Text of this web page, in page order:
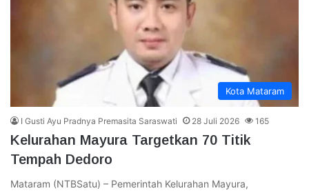
Kota Mataram
I Gusti Ayu Pradnya Premasita Saraswati 28 Juli 2026 165
Kelurahan Mayura Targetkan 70 Titik
Tempah Dedoro
Mataram (NTBSatu) – Pemerintah Kelurahan Mayura,